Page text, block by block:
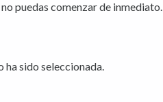
puedas comenzar de inmediato.
ha sido seleccionada.